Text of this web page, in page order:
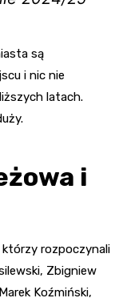
są
i nic nie
latach.
i
rozpoczynali
Zbigniew
Koźmiński,